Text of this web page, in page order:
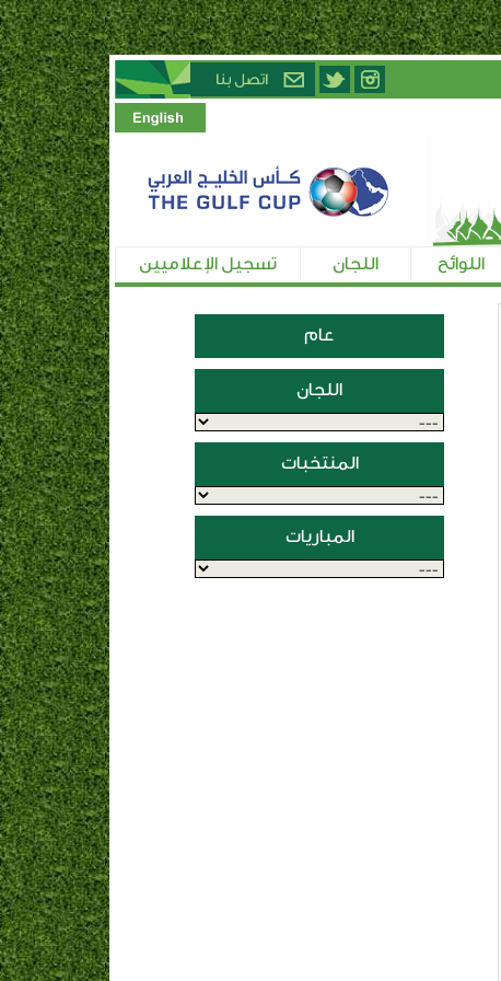
اللوائح اللجان تسجيل الإعلاميين
عام
اللجان
المنتخبات
المباريات